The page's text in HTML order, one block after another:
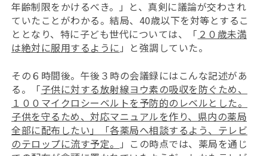
年齢制限をかけるべき。」と、真剣に議論が交わされ
ていたことがわかる。結局、40歳以下を対等とするこ
ととなり、特に子ども世代については、「 ２０歳未満
は絶対に服用するように 」と強調していた。
その６時間後。午後３時の会議録にはこんな記述があ
る。「子供に対する放射線ヨウ素の吸収を防ぐため、
１００マイクロシーベルトを予防的のレベルとした。
子供を守るため、対応マニュアルを作り、県内の薬局
全部に配布したい」「各薬局へ相談するよう、テレビ
のテロップに流す予定。
」この時点では、薬局を通じ